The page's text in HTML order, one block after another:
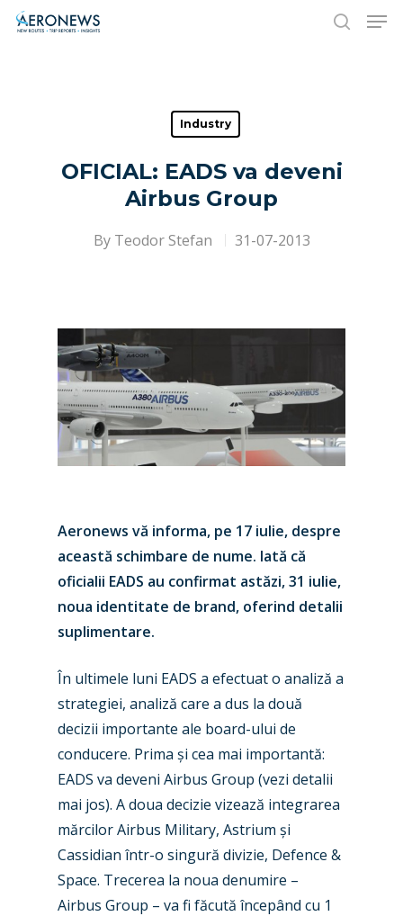
Hit enter to search or ESC to close
Industry
OFICIAL: EADS va deveni
Airbus Group
By Teodor Stefan 31-07-2013
Aeronews vă informa, pe 17 iulie, despre
această schimbare de nume. Iată că
oficialii EADS au confirmat astăzi, 31 iulie,
noua identitate de brand, oferind detalii
suplimentare.
În ultimele luni EADS a efectuat o analiză a
strategiei, analiză care a dus la două
decizii importante ale board-ului de
conducere. Prima și cea mai importantă:
EADS va deveni Airbus Group (vezi detalii
mai jos). A doua decizie vizează integrarea
mărcilor Airbus Military, Astrium și
Cassidian într-o singură divizie, Defence &
Space. Trecerea la noua denumire –
Airbus Group – va fi făcută începând cu 1